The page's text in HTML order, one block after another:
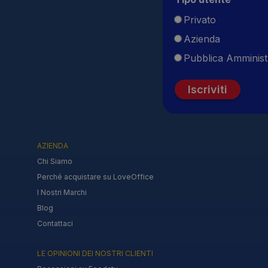
Privato
Azienda
Pubblica
Iscriviti
AZIENDA
Chi Siamo
Perché acquistare su LoveOffice
I Nostri Marchi
Blog
Contattaci
LE OPINIONI DEI NOSTRI CLIENTI